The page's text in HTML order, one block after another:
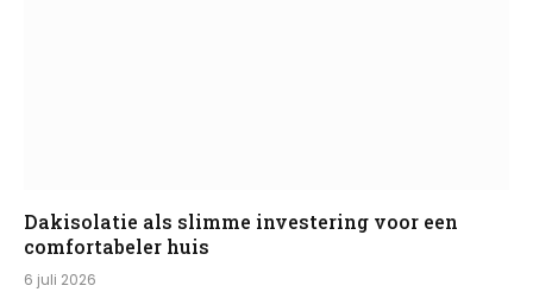
Dakisolatie als slimme investering voor een
comfortabeler huis
6 juli 2026